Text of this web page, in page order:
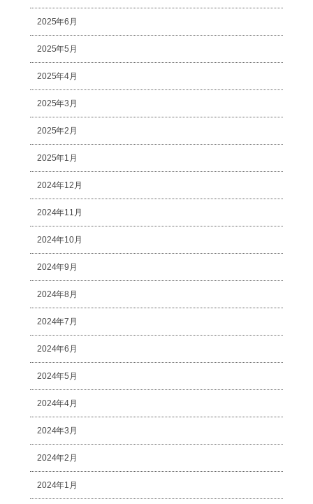
2025年6月
2025年5月
2025年4月
2025年3月
2025年2月
2025年1月
2024年12月
2024年11月
2024年10月
2024年9月
2024年8月
2024年7月
2024年6月
2024年5月
2024年4月
2024年3月
2024年2月
2024年1月